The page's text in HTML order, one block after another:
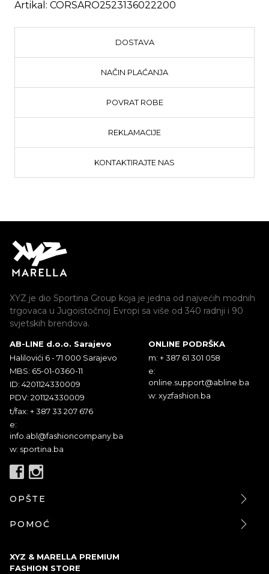
Artikal: CORSARO2523136022200
DOSTAVA
NAČIN PLAĆANJA
POVRAT ROBE
REKLAMACIJE
KONTAKTIRAJTE NAS
XYZ je dio Sportina Group koja je jedna od najvećih modnih
trgovaca u Jugoistočnoj Evropi sa više od 340 radnji i 90
svjetskih brendova.
AB-LINE d.o.o. Sarajevo
Halilovići 6 - 71 000 Sarajevo
MBS: 65-01-0360-11
ID: 4201124330009
PDV: 201124330009
t/fax: + 387 33 207 676
e:
info.abl@fashioncompany.ba
w: sportina.ba
ONLINE PODRŠKA
m: + 387 61 301 058
e:
online.support@abline.ba
w: xyzfashion.ba
OPŠTE
POMOĆ
XYZ & MARELLA PREMIUM
FASHION STORE